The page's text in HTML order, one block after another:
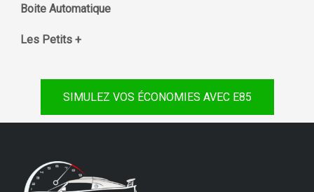
Boite Automatique
Les Petits +
SIMULEZ VOS ÉCONOMIES AVEC E85